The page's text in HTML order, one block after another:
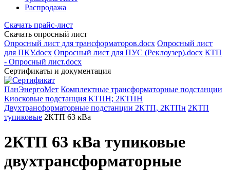
Распродажа
Скачать прайс-лист
Скачать опросный лист
Опросный лист для трансформаторов.docx Опросный лист
для ПКУ.docx Опросный лист для ПУС (Реклоузер).docx КТП
- Опросный лист.docx
Сертификаты и документация
ПанЭнергоМет Комплектные трансформаторные подстанции
Киосковые подстанция КТПН; 2КТПН
Двухтрансформаторные подстанции 2КТП, 2КТПн 2КТП
тупиковые 2КТП 63 кВа
2КТП 63 кВа тупиковые
двухтрансформаторные